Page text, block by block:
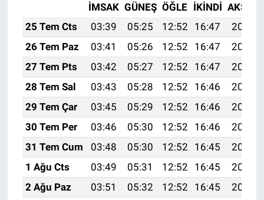
İMSAK GÜNEŞ ÖĞLE İKINDI AKŞAM
25 Tem Cts
03:39 05:25 12:52 16:47
20:09
26 Tem Paz
03:41 05:26 12:52 16:47
20:09
27 Tem Pts
03:42 05:27 12:52 16:47
20:08
28 Tem Sal
03:43 05:28 12:52 16:46
20:07
29 Tem Çar
03:45 05:29 12:52 16:46
20:06
30 Tem Per
03:46 05:30 12:52 16:46
20:05
31 Tem Cum
03:48 05:30 12:52 16:45
20:04
1 Ağu Cts
03:49 05:31 12:52 16:45
20:03
2 Ağu Paz
03:51 05:32 12:52 16:45
20:02